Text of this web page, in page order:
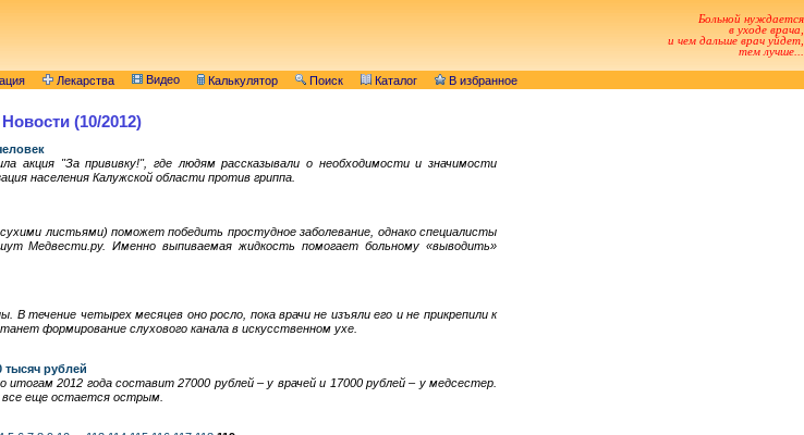
Больной нуждается
в уходе врача,
и чем дальше врач уйдет,
тем лучше...
Лекарства Видео Калькулятор Поиск Каталог В избранное
Новости (10/2012)
акция "За прививку!", где людям рассказывали о необходимости и значимости
населения Калужской области против гриппа.
листьями) поможет победить простудное заболевание, однако специалисты
Медвести.ру. Именно выпиваемая жидкость помогает больному «выводить»
течение четырех месяцев оно росло, пока врачи не изъяли его и не прикрепили к
формирование слухового канала в искусственном ухе.
тысяч рублей
2012 года составит 27000 рублей – у врачей и 17000 рублей – у медсестер.
все еще остается острым.